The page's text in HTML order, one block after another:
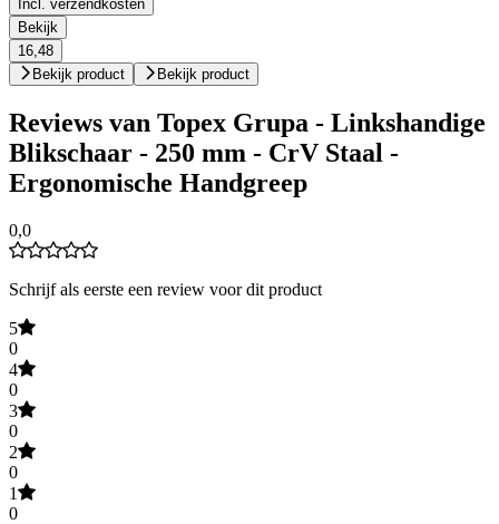
Incl. verzendkosten
Bekijk
16,48
Bekijk product
Bekijk product
Reviews van Topex Grupa - Linkshandige
Blikschaar - 250 mm - CrV Staal -
Ergonomische Handgreep
0,0
Schrijf als eerste een review voor dit product
5
0
4
0
3
0
2
0
1
0